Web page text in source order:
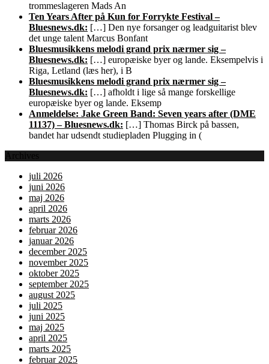
trommeslageren Mads An
Ten Years After på Kun for Forrykte Festival –
Bluesnews.dk: […] Den nye forsanger og leadguitarist blev
det unge talent Marcus Bonfant
Bluesmusikkens melodi grand prix nærmer sig –
Bluesnews.dk: […] europæiske byer og lande. Eksempelvis i
Riga, Letland (læs her), i B
Bluesmusikkens melodi grand prix nærmer sig –
Bluesnews.dk: […] afholdt i lige så mange forskellige
europæiske byer og lande. Eksemp
Anmeldelse: Jake Green Band: Seven years after (DME
11137) – Bluesnews.dk: […] Thomas Birck på bassen,
bandet har udsendt studiepladen Plugging in (
Archives
juli 2026
juni 2026
maj 2026
april 2026
marts 2026
februar 2026
januar 2026
december 2025
november 2025
oktober 2025
september 2025
august 2025
juli 2025
juni 2025
maj 2025
april 2025
marts 2025
februar 2025